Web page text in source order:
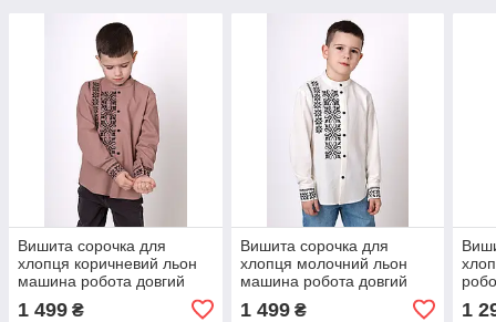
Вишита сорочка для
хлопця коричневий льон
машина робота довгий
рукав ріст від.116 до 164
1 499 ₴
Вишита сорочка для
хлопця молочний льон
машина робота довгий
рукав ріст від.116 до 164
1 499₴ 1